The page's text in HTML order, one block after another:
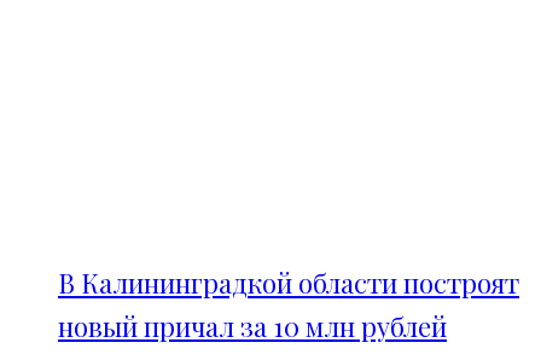
В Калининградкой области построят
новый причал за 10 млн рублей